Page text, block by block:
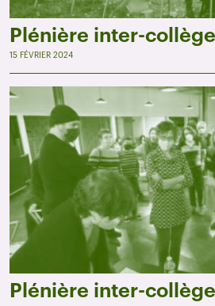
Plénière inter-
15 FÉVRIER 2024
Plénière inter-